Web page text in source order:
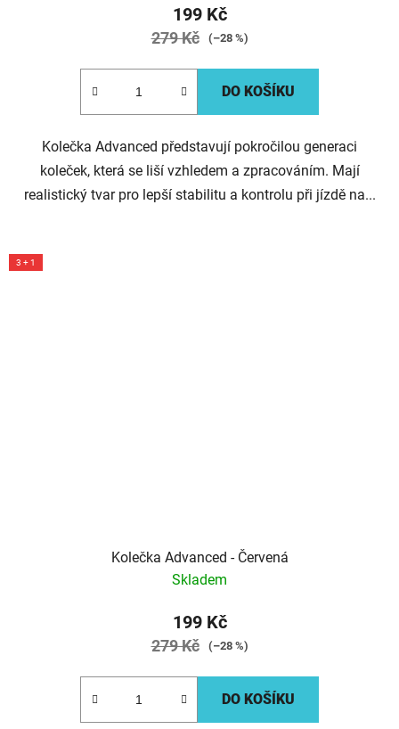
199 Kč
279 Kč (–28 %)
DO KOŠÍKU
Kolečka Advanced představují pokročilou generaci
koleček, která se liší vzhledem a zpracováním. Mají
realistický tvar pro lepší stabilitu a kontrolu při jízdě na...
3 + 1
Kolečka Advanced - Červená
Skladem
199 Kč
279 Kč (–28 %)
DO KOŠÍKU